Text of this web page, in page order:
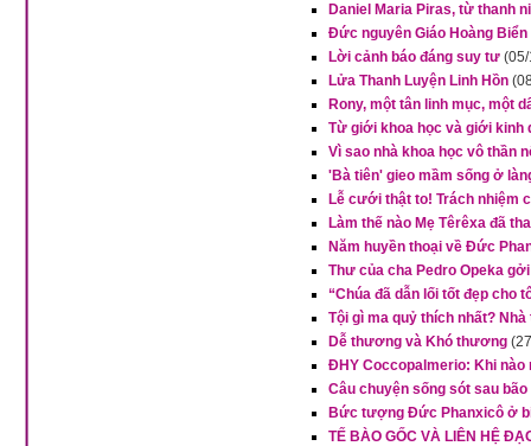
Daniel Maria Piras, từ thanh
Đức nguyên Giáo Hoàng
Lời cảnh báo đáng suy tư
Lửa Thanh Luyện Linh Hồn
Rony, một tân linh mục, một
Từ giới khoa học và giới kinh
Vì sao nhà khoa học vô thần
'Bà tiên' gieo mầm sống ở
Lễ cưới thật to! Trách nhiệm
Làm thế nào Mẹ Têrêxa đã
Năm huyền thoại về Đức
Thư của cha Pedro Opeka
“Chúa đã dẫn lối tốt đẹp cho
Tội gì ma quỷ thích nhất?
Dễ thương và Khó thương
ĐHY Coccopalmerio: Khi
Câu chuyện sống sót sau
Bức tượng Đức Phanxicô ở
TẾ BÀO GỐC VÀ LIÊN HỆ